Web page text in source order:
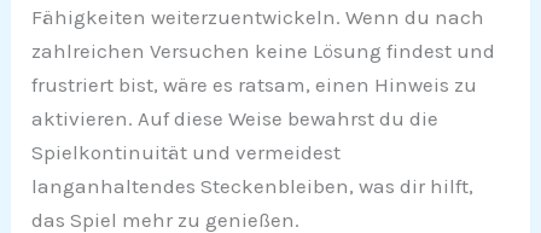
Fähigkeiten weiterzuentwickeln. Wenn du nach
zahlreichen Versuchen keine Lösung findest und
frustriert bist, wäre es ratsam, einen Hinweis zu
aktivieren. Auf diese Weise bewahrst du die
Spielkontinuität und vermeidest
langanhaltendes Steckenbleiben, was dir hilft,
das Spiel mehr zu genießen.